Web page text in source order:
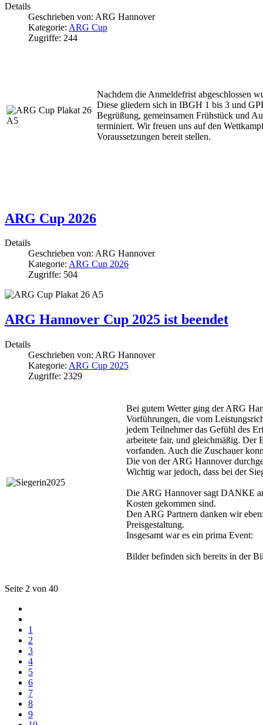
Details
Geschrieben von: ARG Hannover
Kategorie: ARG Cup
Zugriffe: 244
Nachdem die Anmeldefrist abgeschlossen
Diese gliedern sich in IBGH 1 bis 3 und
Begrüßung, gemeinsamen Frühstück und
terminiert. Wir freuen uns auf den
Voraussetzungen bereit stellen.
ARG Cup 2026
Details
Geschrieben von: ARG Hannover
Kategorie: ARG Cup 2026
Zugriffe: 504
ARG Hannover Cup 2025 ist beendet
Details
Geschrieben von: ARG Hannover
Kategorie: ARG Cup 2025
Zugriffe: 2329
Bei gutem Wetter ging der ARG
Vorführungen, die vom
jedem Teilnehmer das Gefühl des
arbeitete fair, und gleichmäßig. Der
vorfanden. Auch die Zuschauer
Die von der ARG Hannover
Wichtig war jedoch, dass bei der
Die ARG Hannover sagt DANKE
Kosten gekommen sind.
Den ARG Partnern danken wir
Preisgestaltung.
Insgesamt war es ein prima Event:
Bilder befinden sich bereits in der
Seite 2 von 40
1
2
3
4
5
6
7
8
9